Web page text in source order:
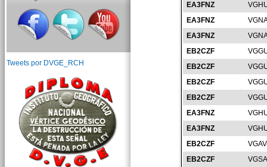
EA3FNZ
EA3FNZ
EA3FNZ
EB2CZF
EB2CZF
EB2CZF
EB2CZF
EA3FNZ
EA3FNZ
EB2CZF
EB2CZF
Tweets por DVGE_RCH